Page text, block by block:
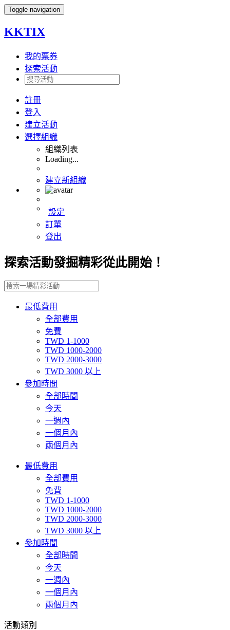
Toggle navigation
KKTIX
我的票券
探索活動
註冊
登入
建立活動
選擇組織
組織列表
Loading...
建立新組織
設定
訂單
登出
探索活動發掘精彩從此開始！
最低費用
全部費用
免費
TWD 1-1000
TWD 1000-2000
TWD 2000-3000
TWD 3000 以上
參加時間
全部時間
今天
一週內
一個月內
兩個月內
最低費用
全部費用
免費
TWD 1-1000
TWD 1000-2000
TWD 2000-3000
TWD 3000 以上
參加時間
全部時間
今天
一週內
一個月內
兩個月內
活動類別